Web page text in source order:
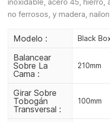
no ferrosos, y madera,
Modelo : Black
Balancear
Sobre La
Cama :
210mm
Girar Sobre
Tobogán
Transversal :
100mm